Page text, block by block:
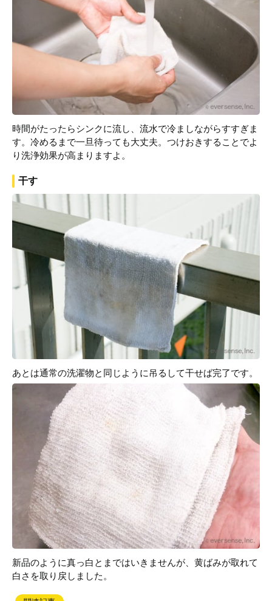
時間がたったらシンクに流し、流水で冷ましながらすすぎま
す。冷めるまで一旦待っても大丈夫。つけおきすることでよ
り洗浄効果が高まりますよ。
干す
あとは通常の洗濯物と同じように吊るして干せば完了です。
新品のように真っ白とまではいきませんが、黄ばみが取れて
白さを取り戻しました。